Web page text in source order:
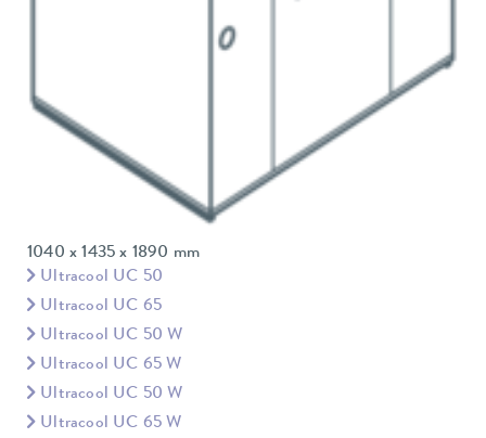
1040 x 1435 x 1890 mm
Ultracool UC 50
Ultracool UC 65
Ultracool UC 50 W
Ultracool UC 65 W
Ultracool UC 50 W
Ultracool UC 65 W